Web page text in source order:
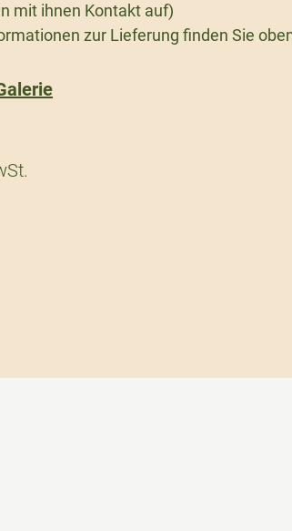
mit ihnen Kontakt auf)
zur Lieferung finden Sie